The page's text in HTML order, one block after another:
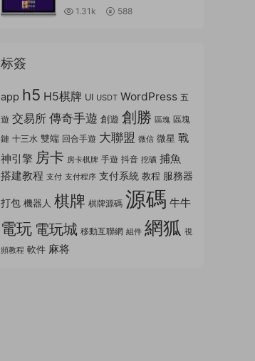
鍵搭建腳本
1.31k 588
标簽
app h5 H5棋牌 UI USDT WordPress 五
遊 交易所 傳奇手遊 創遊 創勝 區塊 區塊
鏈 十三水 雙端 回合手遊 大聯盟 微信 微星 戰
神引擎 房卡 房卡棋牌 手遊 抖音 挖礦 捕魚
搭建教程 支付 支付程序 支付系統 教程 服務器
打包 機器人 棋牌 棋牌源碼 源碼 牛牛
電玩 電玩城 移動互聯網 組件 網狐 視
頻教程 軟件 麻将